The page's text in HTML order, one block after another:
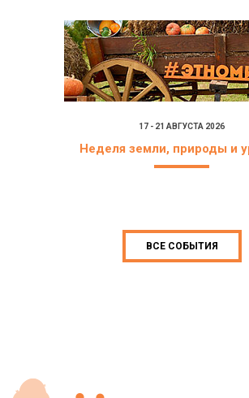
17 - 21 АВГУСТА 2026
Неделя земли, природы и
ВСЕ СОБЫТИЯ